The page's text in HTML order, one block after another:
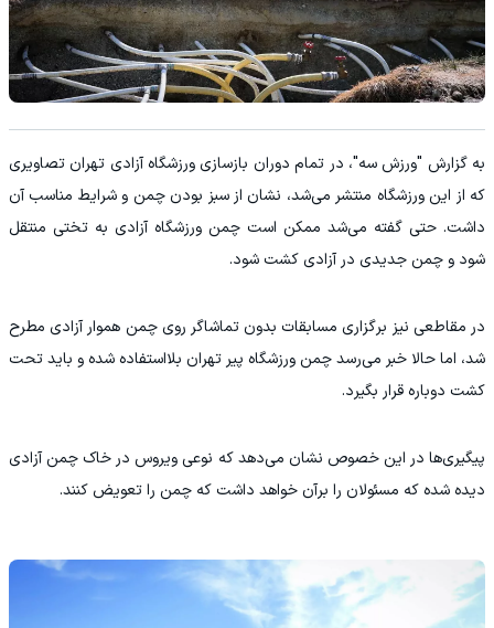
به گزارش "ورزش سه"، در تمام دوران بازسازی ورزشگاه آزادی تهران تصاویری
که از این ورزشگاه منتشر می‌شد، نشان از سبز بودن چمن و شرایط مناسب آن
داشت. حتی گفته می‌شد ممکن است چمن ورزشگاه آزادی به تختی منتقل
شود و چمن جدیدی در آزادی کشت شود.
در مقاطعی نیز برگزاری مسابقات بدون تماشاگر روی چمن هموار آزادی مطرح
شد، اما حالا خبر می‌رسد چمن ورزشگاه پیر تهران بلااستفاده شده و باید تحت
کشت دوباره قرار بگیرد.
پیگیری‌ها در این خصوص نشان می‌دهد که نوعی ویروس در خاک چمن آزادی
دیده شده که مسئولان را برآن خواهد داشت که چمن را تعویض کنند.